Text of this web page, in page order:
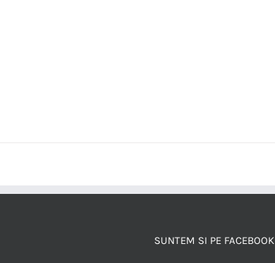
SUNTEM SI PE FACEBOOK